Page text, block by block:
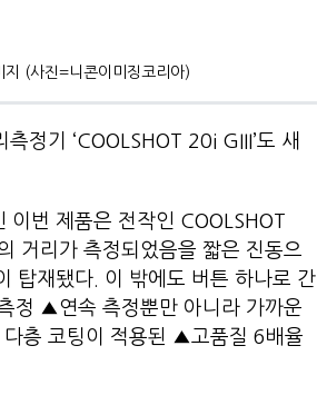
(사진=니콘이미징코리아)
정기 ‘COOLSHOT 20i GIII’도 새
번 제품은 전작인 COOLSHOT
거리가 측정되었음을 짧은 진동으
탑재됐다. 이 밖에도 버튼 하나로 간
정 ▲연속 측정뿐만 아니라 가까운
층 코팅이 적용된 ▲고품질 6배율